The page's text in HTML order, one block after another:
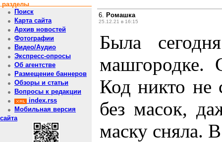
разделы
Поиск
Карта сайта
Архив новостей
Фотографии
Видео/Аудио
Экспресс-опросы
Об агентстве
Размещение баннеров
Обзоры и статьи
Вопросы к редакции
index.rss
Мобильная версия
сайта
6. Ромашка
25.12.21 в 16:15
Была
машгородке.
Код никто не
без масок,
маску сняла.